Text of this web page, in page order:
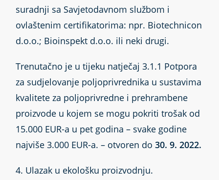
suradnji sa Savjetodavnom službom i
ovlaštenim certifikatorima: npr. Biotechnicon
d.o.o.; Bioinspekt d.o.o. ili neki drugi.
Trenutačno je u tijeku natječaj 3.1.1 Potpora
za sudjelovanje poljoprivrednika u sustavima
kvalitete za poljoprivredne i prehrambene
proizvode u kojem se mogu pokriti trošak od
15.000 EUR-a u pet godina – svake godine
najviše 3.000 EUR-a. – otvoren do30. 9. 2022.
4. Ulazak u ekološku proizvodnju.